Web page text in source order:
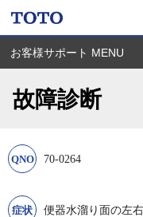
お客様サポート MENU
故障診断
70-0264
便器水溜り面の左